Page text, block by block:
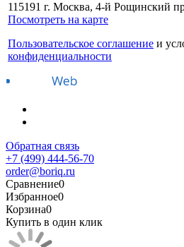
115191 г. Москва, 4-й Рощинский
Посмотреть на карте
Пользовательское соглашение и
конфиденциальности
Обратная связь
+7 (499) 444-56-70
order@boriq.ru
Сравнение0
Избранное0
Корзина0
Купить в один клик